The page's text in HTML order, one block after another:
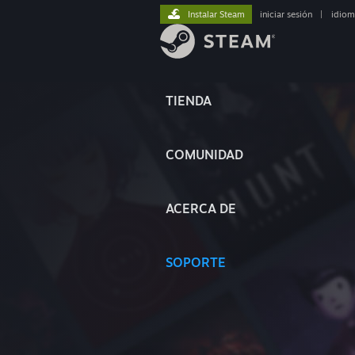
TIENDA
COMUNIDAD
ACERCA DE
SOPORTE
Instalar Steam iniciar sesión